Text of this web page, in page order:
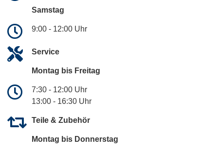
Samstag
9:00 - 12:00 Uhr
Service
Montag bis Freitag
7:30 - 12:00 Uhr
13:00 - 16:30 Uhr
Teile & Zubehör
Montag bis Donnerstag